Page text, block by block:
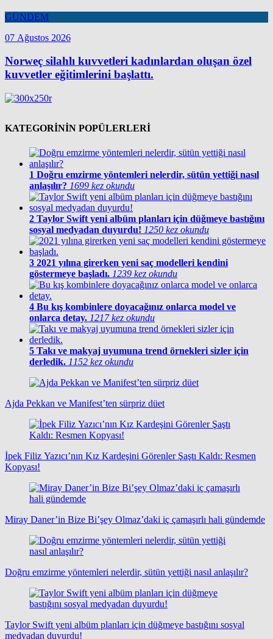
GÜNDEM
07 Ağustos 2026
Norweç silahlı kuvvetleri kadınlardan oluşan özel
kuvvetler eğitimlerini başlattı.
KATEGORİNİN POPÜLERLERİ
1 Doğru emzirme yöntemleri nelerdir, sütün yettiği nasıl
anlaşılır? 1699 kez okundu
2 Taylor Swift yeni albüm planları için düğmeye bastığını
sosyal medyadan duyurdu! 1250 kez okundu
3 2021 yılına girerken yeni saç modelleri kendini
göstermeye başladı. 1239 kez okundu
4 Bu kış kombinlere doyacağınız onlarca model ve
onlarca detay. 1217 kez okundu
5 Takı ve makyaj uyumuna trend örnekleri sizler için
derledik. 1152 kez okundu
Ajda Pekkan ve Manifest’ten sürpriz düet
İpek Filiz Yazıcı’nın Kız Kardeşini Görenler Şaştı Kaldı: Resmen
Kopyası!
Miray Daner’in Bize Bi’şey Olmaz’daki iç çamaşırlı hali gündemde
Doğru emzirme yöntemleri nelerdir, sütün yettiği nasıl anlaşılır?
Taylor Swift yeni albüm planları için düğmeye bastığını sosyal
medyadan duyurdu!